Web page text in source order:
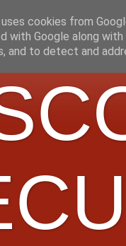
cookies from
with Google along
and to detect and